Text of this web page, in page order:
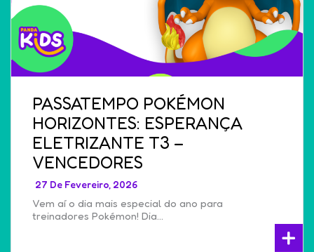
PASSATEMPO POKÉMON
HORIZONTES: ESPERANÇA
ELETRIZANTE T3 –
VENCEDORES
27 De Fevereiro, 2026
Vem aí o dia mais especial do ano para
treinadores Pokémon! Dia…
+